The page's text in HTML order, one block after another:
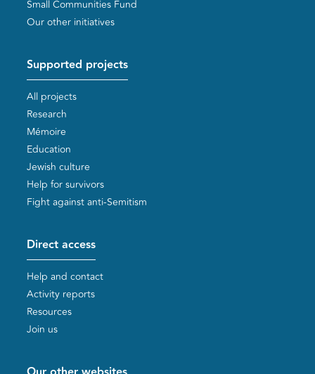
Small Communities Fund
Our other initiatives
Supported projects
All projects
Research
Mémoire
Education
Jewish culture
Help for survivors
Fight against anti-Semitism
Direct access
Help and contact
Activity reports
Resources
Join us